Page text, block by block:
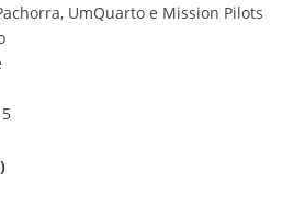
UmQuarto e Mission Pilots